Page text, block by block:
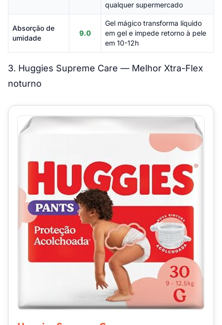
qualquer supermercado
Absorção de
umidade
9.0
Gel mágico transforma líquido
em gel e impede retorno à pele
em 10-12h
3. Huggies Supreme Care — Melhor Xtra-Flex
noturno